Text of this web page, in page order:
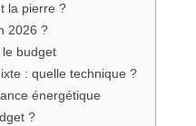
la pierre ?
2026 ?
budget
: quelle technique ?
énergétique
?